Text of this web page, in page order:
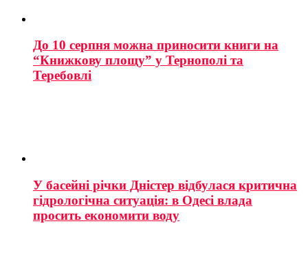
До 10 серпня можна приносити книги на
“Книжкову площу” у Тернополі та
Теребовлі
У басейні річки Дністер відбулася критична
гідрологічна ситуація: в Одесі влада
просить економити воду